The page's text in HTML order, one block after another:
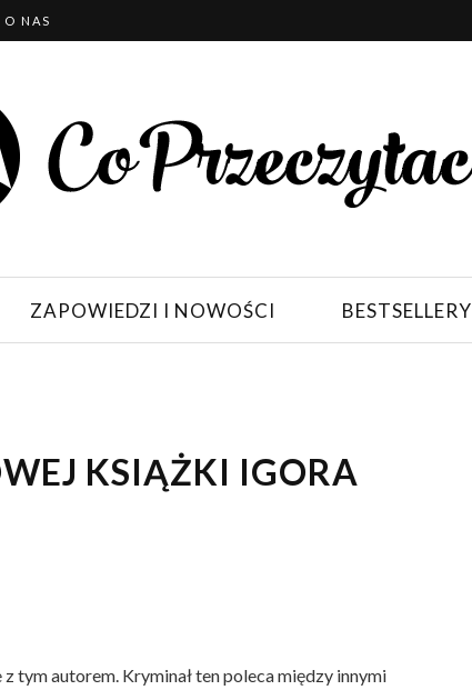
O NAS
ZAPOWIEDZI I NOWOŚCI BESTSELLERY
KSIĄŻKI IGORA
tym autorem. Kryminał ten poleca między innymi